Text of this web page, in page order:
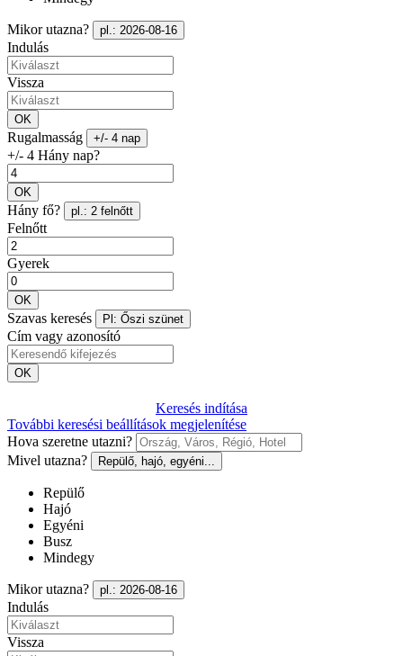
Mikor utazna? pl.: 2026-08-16
Indulás
Vissza
OK
Rugalmasság +/- 4 nap
+/- 4 Hány nap?
OK
Hány fő? pl.: 2 felnőtt
Felnőtt
Gyerek
OK
Szavas keresés Pl: Őszi szünet
Cím vagy azonosító
OK
Keresés indítása
További keresési beállítások megjelenítése
Hova szeretne utazni?
Mivel utazna?
Repülő, hajó, egyéni...
Repülő
Hajó
Egyéni
Busz
Mindegy
Mikor utazna? pl.: 2026-08-16
Indulás
Vissza